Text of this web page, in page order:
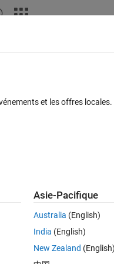
Connectez-
it is
I
le 18 Déc
et les offres locales.
Asie-Pacifique
Australia (English)
India (English)
New Zealand (English)